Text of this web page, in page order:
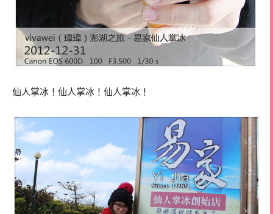
仙人掌冰！仙人掌冰！仙人掌冰！